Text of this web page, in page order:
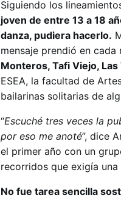
Siguiendo los
joven de entre 13 a 18
danza, pudiera hacerlo.
mensaje prendió en
Monteros, Tafi Viejo,
ESEA, la facultad de
bailarinas solitarias de
“Escuché tres veces la
por eso me anoté”, dice
el primer año con un
recorridos que exigía
No fue tarea sencilla